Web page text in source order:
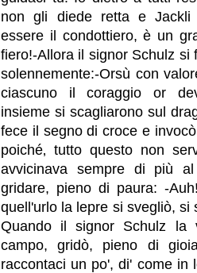
non gli diede retta e Jackli
essere il condottiero, è un
fiero!-Allora il signor Schulz si
solennemente:-Orsù con
ciascuno il coraggio or
insieme si scagliarono sul
fece il segno di croce e
poiché‚ tutto questo non
avvicinava sempre di più
gridare, pieno di paura: -
quell'urlo la lepre si svegliò, si
Quando il signor Schulz la
campo, gridò, pieno di
raccontaci un po', di' come in